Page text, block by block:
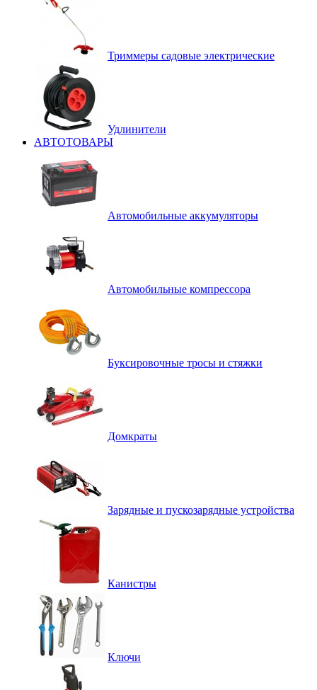
Триммеры садовые электрические
Удлинители
АВТОТОВАРЫ
Автомобильные аккумуляторы
Автомобильные компрессора
Буксировочные тросы и стяжки
Домкраты
Зарядные и пускозарядные устройства
Канистры
Ключи